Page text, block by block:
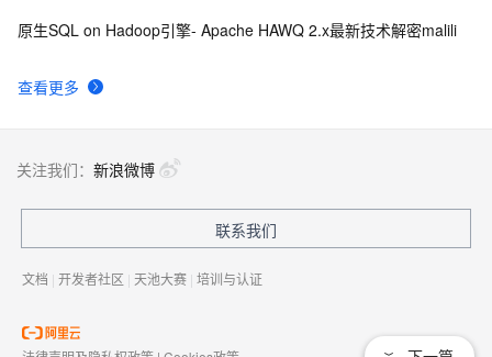
查看更多
原生SQL on Hadoop引擎- Apache HAWQ 2.x最新技术解密malili
关注我们： 新浪微博
联系我们
文档 | 开发者社区 | 天池大赛 | 培训与认证